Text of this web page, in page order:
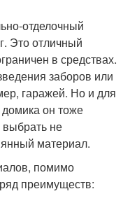
отделочный
Это отличный
в средствах.
заборов или
гаражей. Но и для
он тоже
не
материал.
помимо
преимуществ: